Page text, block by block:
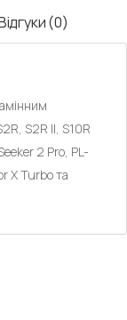
(0)
S2R II, S10R
2 Pro, PL-
X Turbo та